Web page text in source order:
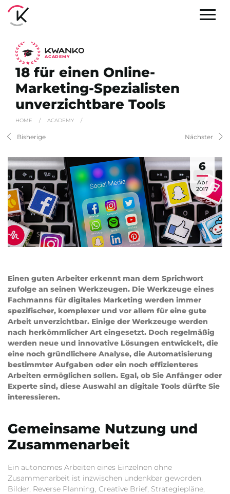
ACADEMY
18 für einen Online-
Marketing-Spezialisten
unverzichtbare Tools
HOME / ACADEMY /
Bisherige Nächster
6
Apr
2017
Einen guten Arbeiter erkennt man dem Sprichwort
zufolge an seinen Werkzeugen. Die Werkzeuge eines
Fachmanns für digitales Marketing werden immer
spezifischer, komplexer und vor allem für eine gute
Arbeit unverzichtbar. Einige der Werkzeuge werden
nach herkömmlicher Art eingesetzt. Doch regelmäßig
werden neue und innovative Lösungen entwickelt, die
eine noch gründlichere Analyse, die Automatisierung
bestimmter Aufgaben oder ein noch effizienteres
Arbeiten ermöglichen sollen. Egal, ob Sie Anfänger oder
Experte sind, diese Auswahl an digitale Tools dürfte Sie
interessieren.
Gemeinsame Nutzung und
Zusammenarbeit
Ein autonomes Arbeiten eines Einzelnen ohne
Zusammenarbeit ist inzwischen undenkbar geworden.
Bilder, Reverse Planning, Creative Brief, Strategiepläne,